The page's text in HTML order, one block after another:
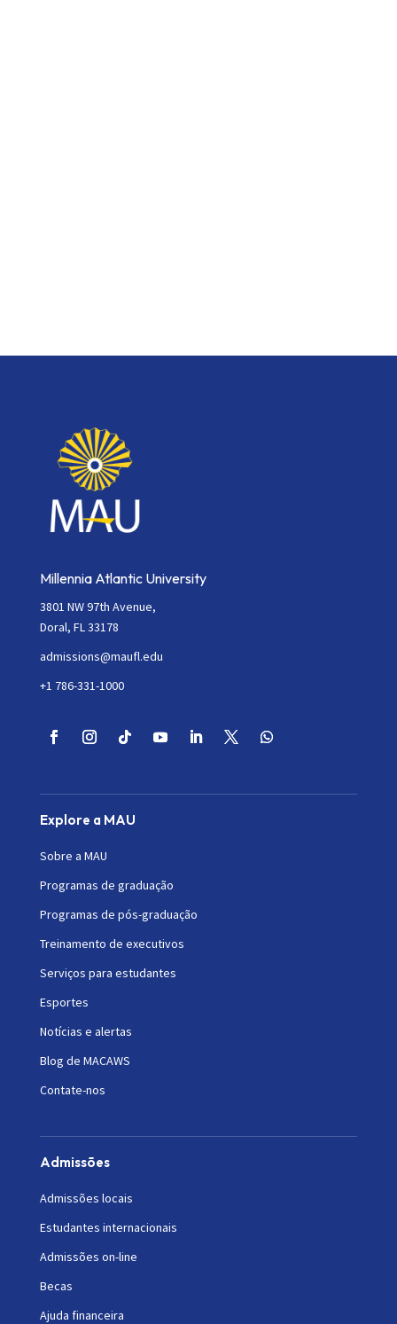
Millennia Atlantic University
3801 NW 97th Avenue,
Doral, FL 33178
admissions@maufl.edu
+1 786-331-1000
Explore a MAU
Sobre a MAU
Programas de graduação
Programas de pós-graduação
Treinamento de executivos
Serviços para estudantes
Esportes
Notícias e alertas
Blog de MACAWS
Contate-nos
Admissões
Admissões locais
Estudantes internacionais
Admissões on-line
Becas
Ajuda financeira